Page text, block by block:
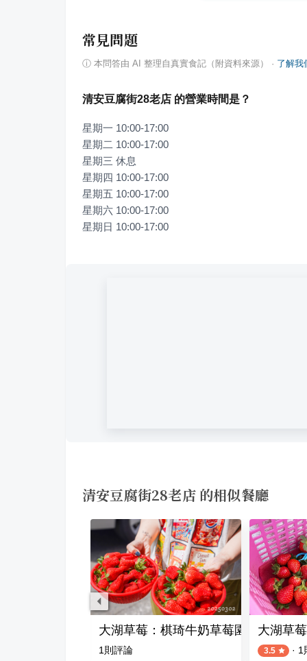
常見問題
ⓘ 本問答由 AI 整理自真實食記（附資料來源） · 了解我
清安豆腐街28老店 的營業時間是？
星期一 10:00-17:00
星期二 10:00-17:00
星期三 休息
星期四 10:00-17:00
星期五 10:00-17:00
星期六 10:00-17:00
星期日 10:00-17:00
清安豆腐街28老店 的相似餐廳
大湖草莓：棋琦牛奶草莓園
1 則評論
大湖草
3.5 · 1